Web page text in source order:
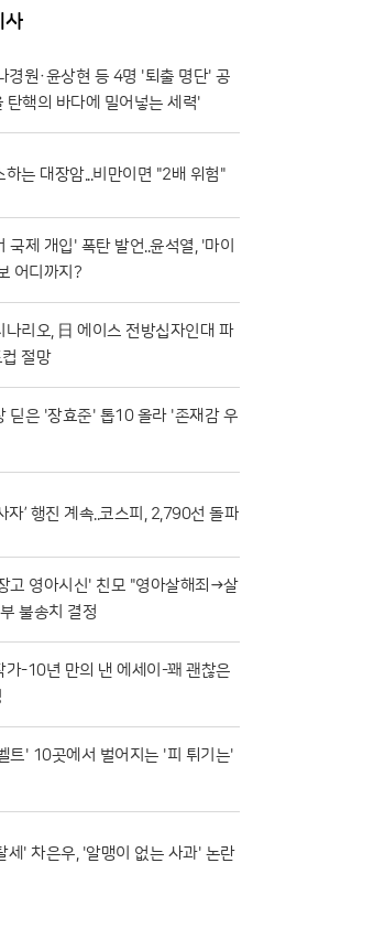
등 방문객 편의를 위한 과감한 변화를
반응을 얻고 있다.일각에서는 멀쩡한
막을 들여다보면 철저한 상생의 논리
제에 사용되는 토마토는 상품성이 떨
하고, 축제가 끝난 뒤에는 으깨진 잔
이 되고 다시 땅으로 돌아가는 선순환
셈이다.축제의 백미는 단연 '황금반지를
이다. 수만 개의 토마토가 채워진 풀
호하는 모습은 화천토마토축제만의 독
단순히 반지를 찾는 재미를 넘어, 지역
다는 점에서 브랜드 홍보 효과도 톡톡
업과 지역 사회가 함께하는 나눔의
최근 열린 '천인의 식탁' 행사에서는 대
파스타를 수많은 참가자가 함께 나누
어 민·관·군이 협력하는 화합의 장임
에 상관없이 모든 방문객이 만족할 수
다.마켓전시존에서는 화악산 고랭지
들로 북새통을 이뤘다. 화천 토마토는
적 특성 덕분에 당도가 높고 저장성이
사이에서 신뢰가 두텁다. 축제 현장에
실제 구매로 이어지면서 지역 경제
적인 기여를 하고 있다. 현장 관계자들
순한 일회성 행사를 넘어 화천의 농
울여 방문객들이 쾌적하게 축제를 즐
원할 방침이다. 야간에는 군악대 공연
사
경원·윤상현 등 4명 '퇴출 명단' 공
탄핵의 바다에 밀어넣는 세력'
하는 대장암...비만이면 "2배 위험"
국제 개입' 폭탄 발언..윤석열, '마이
어디까지?
나리오, 日 에이스 전방십자인대 파
절망
딛은 '장효준' 톱10 올라 '존재감 우
자’ 행진 계속..코스피, 2,790선 돌파
고 영아시신' 친모 "영아살해죄→살
불송치 결정
가-10년 만의 낸 에세이-꽤 괜찮은
트' 10곳에서 벌어지는 '피 튀기는'
세' 차은우, '알맹이 없는 사과' 논란